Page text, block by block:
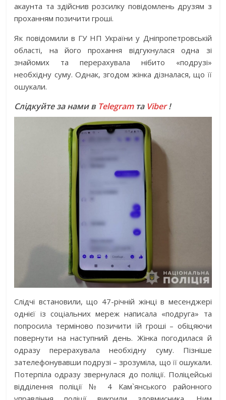
акаунта та здійснив розсилку повідомлень друзям з
проханням позичити гроші.
Як повідомили в ГУ НП України у Дніпропетровській
області, на його прохання відгукнулася одна зі
знайомих та перерахувала нібито «подрузі»
необхідну суму. Однак, згодом жінка дізналася, що її
ошукали.
Слідкуйте за нами в Telegramта Viber!
Слідчі встановили, що 47-річній жінці в месенджері
однієї із соціальних мереж написала «подруга» та
попросила терміново позичити їй гроші – обіцяючи
повернути на наступний день. Жінка погодилася й
одразу перерахувала необхідну суму. Пізніше
зателефонувавши подрузі – зрозуміла, що її ошукали.
Потерпіла одразу звернулася до поліції. Поліцейські
відділення поліції № 4 Кам`янського районного